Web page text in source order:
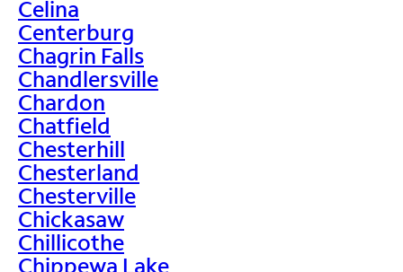
Celina
Centerburg
Chagrin Falls
Chandlersville
Chardon
Chatfield
Chesterhill
Chesterland
Chesterville
Chickasaw
Chillicothe
Chippewa Lake